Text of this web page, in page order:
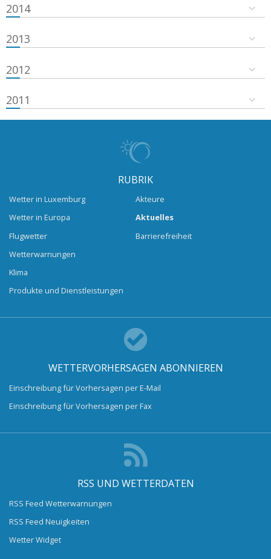
2014
2013
2012
2011
RUBRIK
Wetter in Luxemburg
Wetter in Europa
Flugwetter
Wetterwarnungen
Klima
Produkte und Dienstleistungen
Akteure
Aktuelles
Barrierefreiheit
WETTERVORHERSAGEN ABONNIEREN
Einschreibung für Vorhersagen per E-Mail
Einschreibung für Vorhersagen per Fax
RSS UND WETTERDATEN
RSS Feed Wetterwarnungen
RSS Feed Neuigkeiten
Wetter Widget